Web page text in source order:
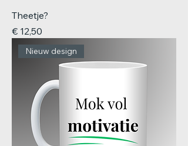
Theetje?
Prijs
€ 12,50
Nieuw design